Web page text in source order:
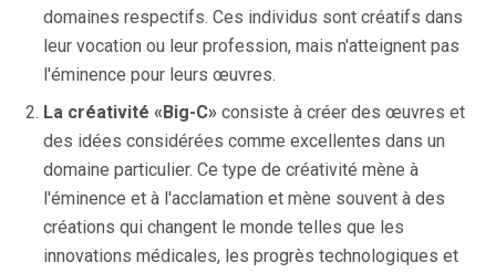
domaines respectifs. Ces individus sont créatifs dans
leur vocation ou leur profession, mais n'atteignent pas
l'éminence pour leurs œuvres.
La créativité «Big-C» consiste à créer des œuvres et
des idées considérées comme excellentes dans un
domaine particulier. Ce type de créativité mène à
l'éminence et à l'acclamation et mène souvent à des
créations qui changent le monde telles que les
innovations médicales, les progrès technologiques et